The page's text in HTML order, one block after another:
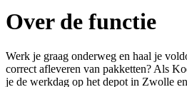
Over de functie
Werk je graag onderweg en haal je
correct afleveren van pakketten? Als
je de werkdag op het depot in Zwolle